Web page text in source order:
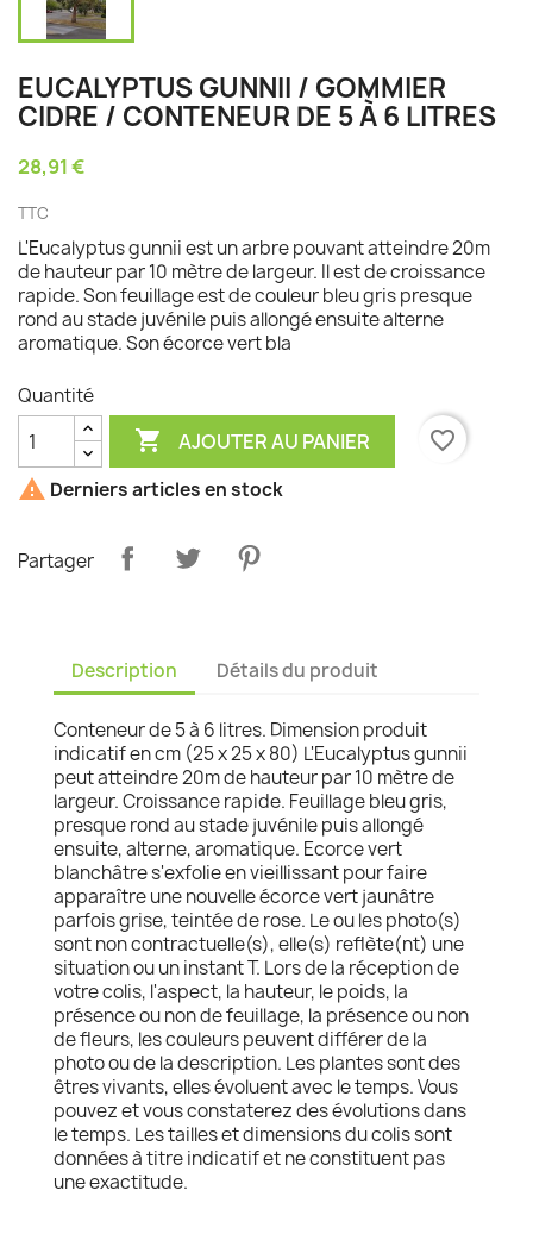
EUCALYPTUS GUNNII / GOMMIER
CIDRE / CONTENEUR DE 5 À 6 LITRES
28,91 €
TTC
L'Eucalyptus gunnii est un arbre pouvant atteindre 20m
de hauteur par 10 mètre de largeur. Il est de croissance
rapide. Son feuillage est de couleur bleu gris presque
rond au stade juvénile puis allongé ensuite alterne
aromatique. Son écorce vert bla
Quantité
 AJOUTER AU PANIER
favorite_border
 Derniers articles en stock
Partager
Description Détails du produit
Conteneur de 5 à 6 litres. Dimension produit
indicatif en cm (25 x 25 x 80) L'Eucalyptus gunnii
peut atteindre 20m de hauteur par 10 mètre de
largeur. Croissance rapide. Feuillage bleu gris,
presque rond au stade juvénile puis allongé
ensuite, alterne, aromatique. Ecorce vert
blanchâtre s'exfolie en vieillissant pour faire
apparaître une nouvelle écorce vert jaunâtre
parfois grise, teintée de rose. Le ou les photo(s)
sont non contractuelle(s), elle(s) reflète(nt) une
situation ou un instant T. Lors de la réception de
votre colis, l'aspect, la hauteur, le poids, la
présence ou non de feuillage, la présence ou non
de fleurs, les couleurs peuvent différer de la
photo ou de la description. Les plantes sont des
êtres vivants, elles évoluent avec le temps. Vous
pouvez et vous constaterez des évolutions dans
le temps. Les tailles et dimensions du colis sont
données à titre indicatif et ne constituent pas
une exactitude.